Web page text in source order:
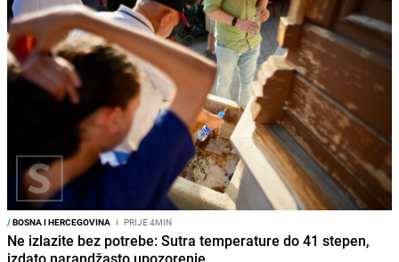
/BOSNA I HERCEGOVINA I PRIJE 4MIN
Ne izlazite bez potrebe: Sutra temperature do 41 stepen,